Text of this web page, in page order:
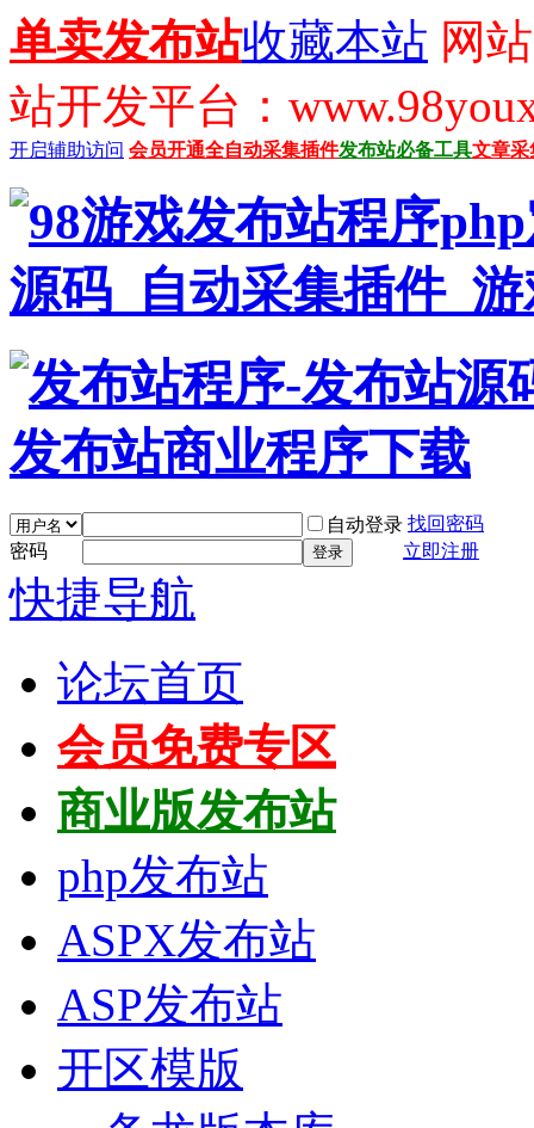
单卖发布站收藏本站 网
站开发平台：
开启辅助访问 会员开通全自动采集插件发布站必备工具文章采
自动登录 找回密码
密码
登录 立即注册
快捷导航
论坛首页
会员免费专区
商业版发布站
php发布站
ASPX发布站
ASP发布站
开区模版